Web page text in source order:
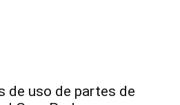
de uso de partes de